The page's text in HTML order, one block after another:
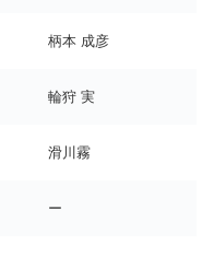
柄本 成彦
輪狩 実
滑川霧
ー